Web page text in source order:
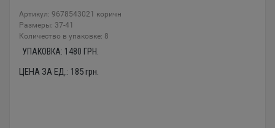
Артикул: 9678543021 коричн
Размеры: 37-41
Количество в упаковке: 8
УПАКОВКА: 1480 ГРН.
ЦЕНА ЗА ЕД.: 185грн.